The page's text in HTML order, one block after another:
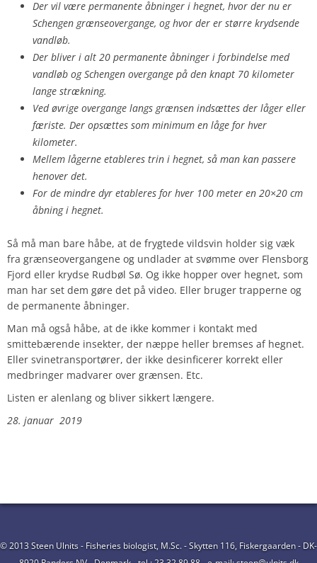
Der vil være permanente åbninger i hegnet, hvor der nu er
Schengen grænseovergange, og hvor der er større krydsende
vandløb.
Der bliver i alt 20 permanente åbninger i forbindelse med
vandløb og Schengen overgange på den knapt 70 kilometer
lange strækning.
Ved øvrige overgange langs grænsen indsættes der låger eller
færiste. Der opsættes som minimum en låge for hver
kilometer.
Mellem lågerne etableres trin i hegnet, så man kan passere
henover det.
For de mindre dyr etableres for hver 100 meter en 20×20 cm
åbning i hegnet.
Så må man bare håbe, at de frygtede vildsvin holder sig væk
fra grænseovergangene og undlader at svømme over Flensborg
Fjord eller krydse Rudbøl Sø. Og ikke hopper over hegnet, som
man har set dem gøre det på video. Eller bruger trapperne og
de permanente åbninger.
Man må også håbe, at de ikke kommer i kontakt med
smittebærende insekter, der næppe heller bremses af hegnet.
Eller svinetransportører, der ikke desinficerer korrekt eller
medbringer madvarer over grænsen. Etc.
Listen er alenlang og bliver sikkert længere.
28. januar 2019
© 2013 Steen Ulnits - Fisheries biologist, M.Sc. - Skytten 116, Fiskergaarden - DK-